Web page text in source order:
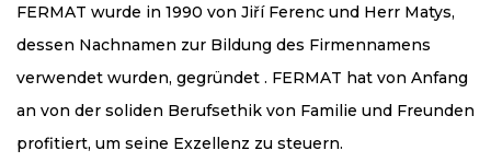
FERMAT wurde in 1990 von Jiří Ferenc und Herr Matys,
dessen Nachnamen zur Bildung des Firmennamens
verwendet wurden, gegründet . FERMAT hat von Anfang
an von der soliden Berufsethik von Familie und Freunden
profitiert, um seine Exzellenz zu steuern.